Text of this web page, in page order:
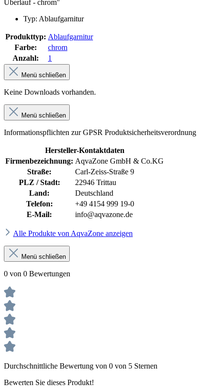
Überlauf - chrom"
Typ: Ablaufgarnitur
Produkttyp: Ablaufgarnitur
Farbe:
chrom
Anzahl:
1
Menü schließen
Keine Downloads vorhanden.
Menü schließen
Informationspflichten zur GPSR Produktsicherheitsverordnung
Hersteller-Kontaktdaten
Firmenbezeichnung: AqvaZone GmbH & Co.KG
Straße:
Carl-Zeiss-Straße 9
PLZ / Stadt:
22946 Trittau
Land:
Deutschland
Telefon:
+49 4154 999 19-0
E-Mail:
info@aqvazone.de
Alle Produkte von AqvaZone anzeigen
Menü schließen
0 von 0 Bewertungen
Durchschnittliche Bewertung von 0 von 5 Sternen
Bewerten Sie dieses Produkt!